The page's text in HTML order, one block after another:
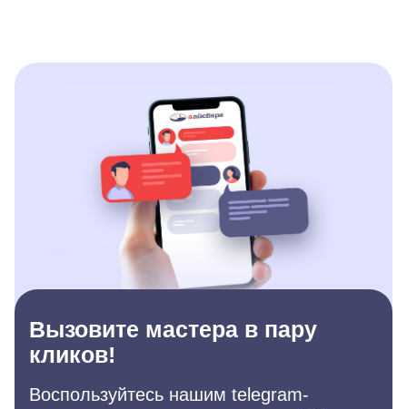
Вызовите мастера в пару
кликов!
Воспользуйтесь нашим telegram-